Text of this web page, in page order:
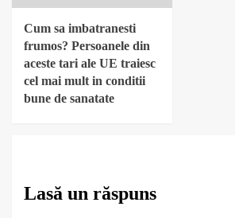
Cum sa imbatranesti
frumos? Persoanele din
aceste tari ale UE traiesc
cel mai mult in conditii
bune de sanatate
Lasă un răspuns